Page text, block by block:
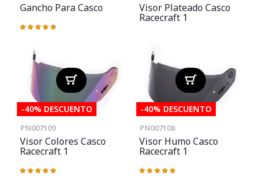
Gancho Para Casco
Valoración:
Visor Plateado Casco
Racecraft 1
-40% DESCUENTO
PN007109
Visor Colores Casco
Racecraft 1
Valoración:
-40% DESCUENTO
PN007108
Visor Humo Casco
Racecraft 1
Valoración: